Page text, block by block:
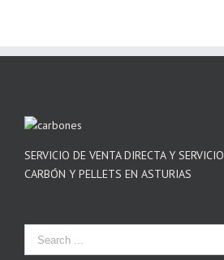
SERVICIO DE VENTA DIRECTA Y
CARBÓN Y PELLETS EN ASTURIAS